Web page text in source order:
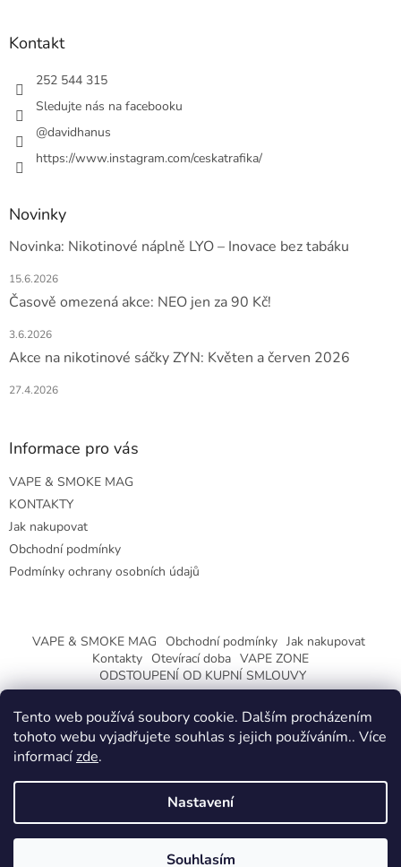
Tento web používá soubory cookie. Dalším procházením
tohoto webu vyjadřujete souhlas s jejich používáním.. Více
informacízde.
Nastavení
Souhlasím
KLIKNETE A DOZVÍTE SE VÍCE.
Kontakt
252 544 315
Sledujte nás na facebooku
@davidhanus
https://www.instagram.com/ceskatrafika/
Novinky
Novinka: Nikotinové náplně LYO – Inovace bez tabáku
15.6.2026
Časově omezená akce: NEO jen za 90 Kč!
3.6.2026
Akce na nikotinové sáčky ZYN: Květen a červen 2026
27.4.2026
Informace pro vás
VAPE & SMOKE MAG
KONTAKTY
Jak nakupovat
Obchodní podmínky
Podmínky ochrany osobních údajů
VAPE & SMOKE MAG Obchodní podmínky Jak nakupovat
Kontakty Otevírací doba VAPE ZONE
ODSTOUPENÍ OD KUPNÍ SMLOUVY
Copyright 2026CeskaTrafika.eu. Všechna práva vyhrazena.